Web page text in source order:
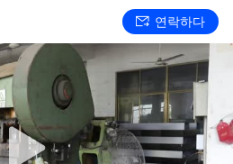
연락하다